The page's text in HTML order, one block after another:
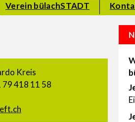
Verein bülachSTADT
Kreis
79 418 11 58‬